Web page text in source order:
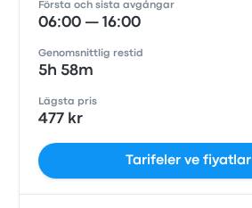
Första och sista avgångar
06:00 — 16:00
Genomsnittlig restid
5h 58m
Lägsta pris
477 kr
Tarifeler ve fiyatlar